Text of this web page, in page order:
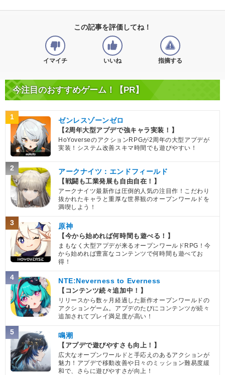
この記事を評価してね！
イマイチ いいね 指摘する
今注目のおすすめゲーム！【PR】
1 ゼンレスゾーンゼロ
【2周年大型アプデで強キャラ実装！】
HoYoverseのアクションRPGが2周年の大型アプデが
実装！システム改善スキマ時間でも遊びやすい！
2 アークナイツ：エンドフィールド
【戦闘も工業発展も自由自在！】
アークナイツ最新作は圧倒的人気の注目作！こだわり
抜かれたキャラと重厚な世界観のオープンワールドを
満喫しよう！
3 原神
【今から始めれば何時間も遊べる！】
まもなく大型アプデが来るオープンワールドRPG！今
から始めれば豊富なコンテンツで何時間も遊べてお
得！
4 NTE:Neverness to Everness
【コンテンツ続々追加中！】
リリースから数ヶ月経過した新作オープンワールドの
アクションゲーム。アプデのたびにコンテンツが続々
追加されてプレイ満足度が高い！
5 鳴潮
【アプデで遊びやすさも向上！】
広大なオープンワールドと手応えのあるアクションが
魅力！アプデで移動改善や日々のミッション難易度緩
和で、さらに遊びやすさが向上！